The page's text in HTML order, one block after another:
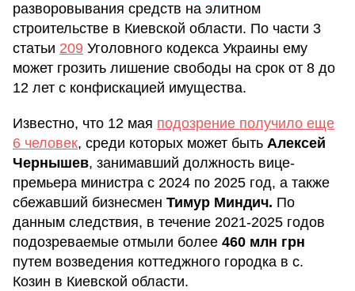
разворовывания средств на элитном
строительстве в Киевской области. По части 3
статьи 209 Уголовного кодекса Украины ему
может грозить лишение свободы на срок от 8 до
12 лет с конфискацией имущества.
Известно, что 12 мая подозрение получило еще
6 человек, среди которых может быть Алексей
Чернышев, занимавший должность вице-
премьера министра с 2024 по 2025 год, а также
сбежавший бизнесмен Тимур Миндич. По
данным следствия, в течение 2021-2025 годов
подозреваемые отмыли более 460 млн грн
путем возведения коттеджного городка в с.
Козин в Киевской области.